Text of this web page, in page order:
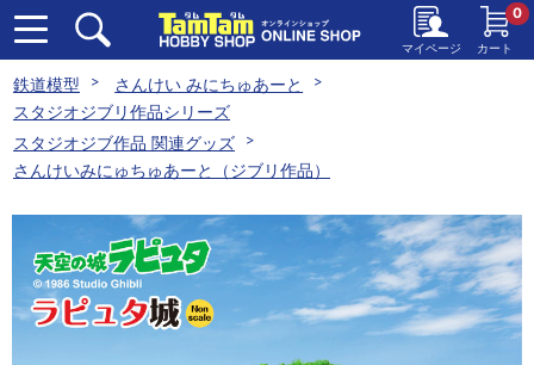
マイページ カート
0
鉄道模型
さんけい みにちゅあーと
スタジオジブリ作品シリーズ
スタジオジブ作品 関連グッズ
さんけいみにゅちゅあーと（ジブリ作品）